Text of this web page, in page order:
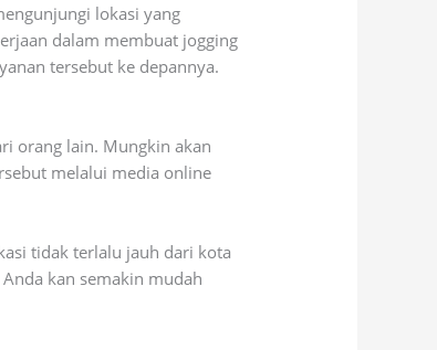
lokasi yang
dalam membuat jogging
tersebut ke depannya.
orang lain. Mungkin akan
melalui media online
tidak terlalu jauh dari kota
kan semakin mudah